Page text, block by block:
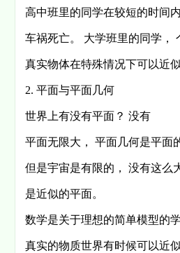
高中班里的同学在较短的时间
车祸死亡。 大学班里的同学，
真实物体在特殊情况下可以近
2. 平面与平面几何
世界上有没有平面？ 没有
平面无限大， 平面几何是平面
但是宇宙是有限的， 没有这么
是近似的平面。
数学是关于理想的简单模型的
真实的物质世界有时候可以近